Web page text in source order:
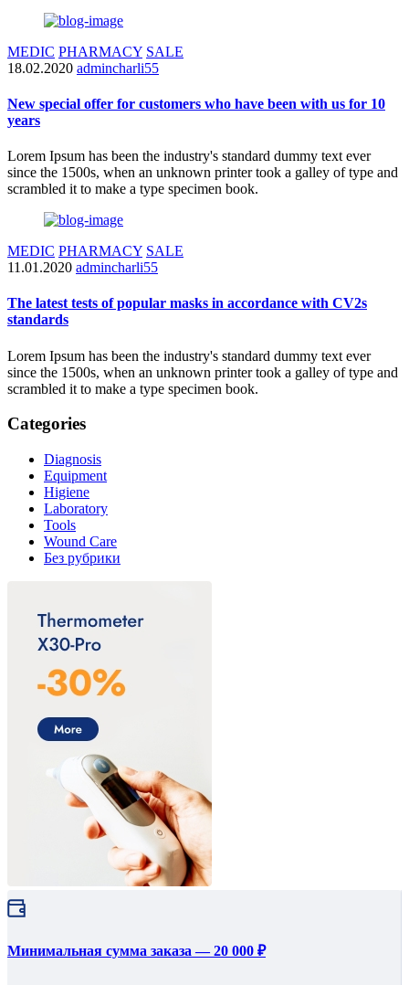
MEDIC PHARMACY SALE
18.02.2020 admincharli55
New special offer for customers who have been with us for 10
years
Lorem Ipsum has been the industry's standard dummy text ever
since the 1500s, when an unknown printer took a galley of type and
scrambled it to make a type specimen book.
MEDIC PHARMACY SALE
11.01.2020 admincharli55
The latest tests of popular masks in accordance with CV2s
standards
Lorem Ipsum has been the industry's standard dummy text ever
since the 1500s, when an unknown printer took a galley of type and
scrambled it to make a type specimen book.
Categories
Diagnosis
Equipment
Higiene
Laboratory
Tools
Wound Care
Без рубрики
Минимальная сумма заказа — 20 000 ₽